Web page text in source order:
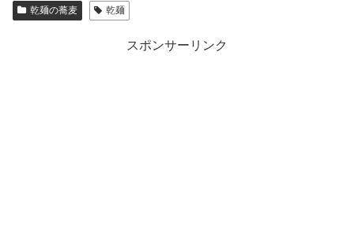
乾麺の蕎麦 乾麺
スポンサーリンク